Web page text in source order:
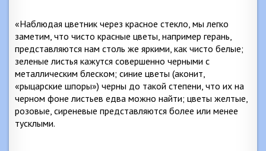
«Наблюдая цветник через красное стекло, мы легко
заметим, что чисто красные цветы, например герань,
представляются нам столь же яркими, как чисто белые;
зеленые листья кажутся совершенно черными с
металлическим блеском; синие цветы (аконит,
«рыцарские шпоры») черны до такой степени, что их на
черном фоне листьев едва можно найти; цветы желтые,
розовые, сиреневые представляются более или менее
тусклыми.